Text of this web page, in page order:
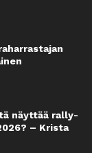
näyttää rally-
– Krista